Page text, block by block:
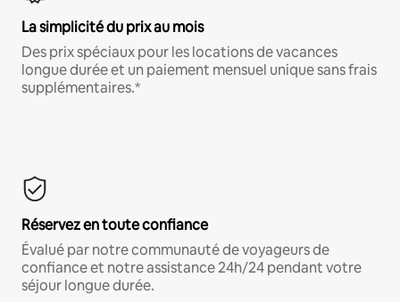
La simplicité du prix au mois
Des prix spéciaux pour les locations de vacances
longue durée et un paiement mensuel unique sans frais
supplémentaires.*
Réservez en toute confiance
Évalué par notre communauté de voyageurs de
confiance et notre assistance 24h/24 pendant votre
séjour longue durée.